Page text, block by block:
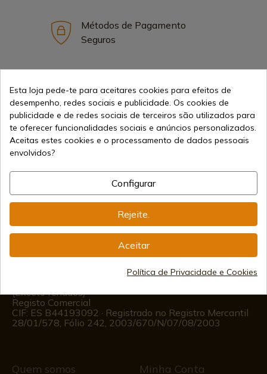
Métodos de Pagamento
Seguros
info@aceros-de-hispania.com
(Exceto feriados)
Registo Comercial
CIF: ES B44193092 · Registrado no Registro Mercantil
28/01/578, Fólio 242, 2003/670/N/07/08/2003
Quem somos Minha Conta
Esta loja pede-te para aceitares cookies para efeitos de
desempenho, redes sociais e publicidade. Os cookies de
publicidade e de redes sociais de terceiros são utilizados para
te oferecer funcionalidades sociais e anúncios personalizados.
Aceitas estes cookies e o processamento de dados pessoais
envolvidos?
Configurar
Rejeite.
Aceitar
Política de Privacidade e Cookies